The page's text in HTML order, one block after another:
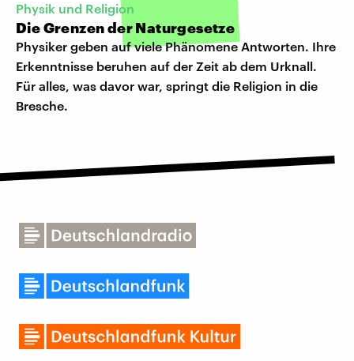
Physik und Religion
Die Grenzen der Naturgesetze
Physiker geben auf viele Phänomene Antworten. Ihre
Erkenntnisse beruhen auf der Zeit ab dem Urknall.
Für alles, was davor war, springt die Religion in die
Bresche.